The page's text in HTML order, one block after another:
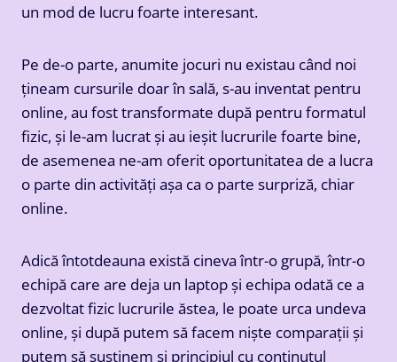
un mod de lucru foarte interesant.
Pe de-o parte, anumite jocuri nu existau când noi
țineam cursurile doar în sală, s-au inventat pentru
online, au fost transformate după pentru formatul
fizic, și le-am lucrat și au ieșit lucrurile foarte bine,
de asemenea ne-am oferit oportunitatea de a lucra
o parte din activități așa ca o parte surpriză, chiar
online.
Adică întotdeauna există cineva într-o grupă, într-o
echipă care are deja un laptop și echipa odată ce a
dezvoltat fizic lucrurile ăstea, le poate urca undeva
online, și după putem să facem niște comparații și
putem să susținem și principiul cu conținutul